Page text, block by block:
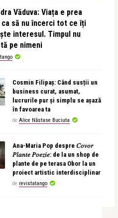
Văduva: Viața e prea
să nu încerci tot ce îți
interesul. Timpul nu
pe nimeni
Cosmin Filipaș: Când susții un
business curat, asumat,
lucrurile pur și simplu se așază
în favoarea ta
de Alice Năstase Buciuta
Ana-Maria Pop despre 𝐶𝑜𝑣𝑜𝑟
𝑃𝑙𝑎𝑛𝑡𝑒 𝑃𝑜𝑒𝑧𝑖𝑒: de la un shop de
plante de pe terasa Obor la un
proiect artistic interdisciplinar
de revistatango